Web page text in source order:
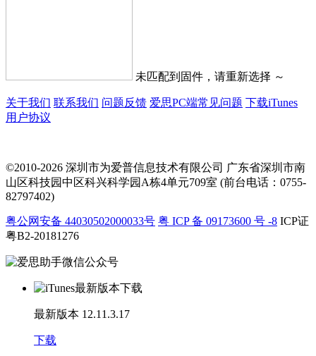
未匹配到固件，请重新选择 ～
关于我们 联系我们 问题反馈 爱思PC端常见问题 下载iTunes
用户协议
©2010-2026 深圳市为爱普信息技术有限公司 广东省深圳市南
山区科技园中区科兴科学园A栋4单元709室 (前台电话：0755-
82797402)
粤公网安备 44030502000033号 粤 ICP 备 09173600 号 -8 ICP证
粤B2-20181276
最新版本 12.11.3.17
下载